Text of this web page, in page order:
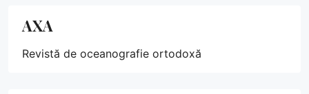
AXA
Revistă de oceanografie ortodoxă